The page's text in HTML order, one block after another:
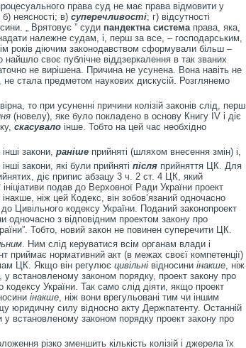
права суд не має права відмовити у
неясності; в) суперечливості; г) відсутності
„ Врятовує ” суди пандектна системаправа, яка,
належне судам, і, перш за все, – господарським,
років діючим законодавством сформували більш –
своє публічне віддзеркалення в так званих
не вирішена. Причина не усунена. Вона навіть не
не стала предметом наукових дискусій. Розглянемо
то при усуненні причини колізій законів слід, перш
(новелу), яке було покладено в основу Книгу IV і діє
скасувало інше. Тобто на цей час необхідно
закони, раніше прийняті (шляхом внесення змін) і,
закони, які були прийняті після прийняття ЦК. Для
діє припис абзацу 3 ч. 2 ст. 4 ЦК, який
подав до Верховної Ради України проект
ніж цей Кодекс, він зобов’язаний одночасно
Цивільного кодексу України. Поданий законопроект
з відповідним проектом закону про
Тобто, новий закон не повинен суперечити ЦК.
. Ним слід керуватися всім органам влади і
приймає нормативний акт (в межах своєї компетенції)
ЦК. Якщо він регулює цивільні відносини інакше, ніж
у встановленому законом порядку, проект закону про
кодексу України. Так само слід діяти, якщо проект
інакше, ніж вони врегульовані тим чи іншим
юридичну силу відносно акту Держпатенту. Останній
у встановленому законом порядку проект закону про
різко зменшить кількість колізій і джерела їх